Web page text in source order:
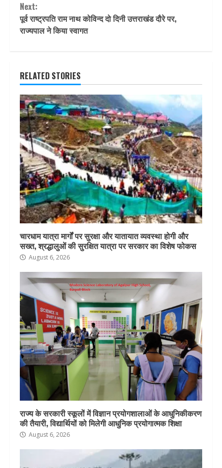
Next:
पूर्व राष्ट्रपति राम नाथ कोविन्द दो दिनी उत्तराखंड दौरे पर,
राज्यपाल ने किया स्वागत
RELATED STORIES
चारधाम यात्रा मार्गों पर सुरक्षा और यातायात व्यवस्था होगी और
सख्त, श्रद्धालुओं की सुरक्षित यात्रा पर सरकार का विशेष फोकस
August 6, 2026
राज्य के सरकारी स्कूलों में विज्ञान प्रयोगशालाओं के आधुनिकीकरण
की तैयारी, विद्यार्थियों को मिलेगी आधुनिक प्रयोगात्मक शिक्षा
August 6, 2026